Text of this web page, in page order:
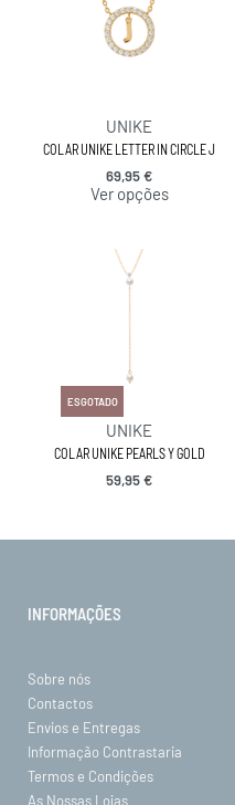
UNIKE
COLAR UNIKE LETTER IN CIRCLE J
69,95€
Ver opções
ESGOTADO
UNIKE
COLAR UNIKE PEARLS Y GOLD
59,95€
INFORMAÇÕES
Sobre nós
Contactos
Envios e Entregas
Informação Contrastaria
Termos e Condições
As Nossas Lojas